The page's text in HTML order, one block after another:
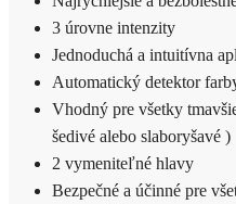
3 úrovne intenzity
Jednoduchá a intuitívna
Automatický detektor
Vhodný pre všetky
šedivé alebo slaboryšavé )
2 vymeniteľné hlavy
Bezpečné a účinné pre